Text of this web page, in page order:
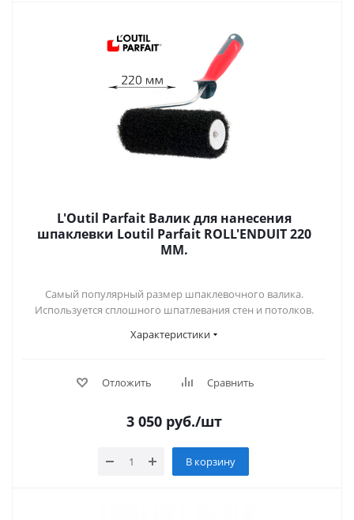
L'Outil Parfait Валик для нанесения
шпаклевки Loutil Parfait ROLL'ENDUIT 220
MM.
Самый популярный размер шпаклевочного валика.
Используется сплошного шпатлевания стен и потолков.
Характеристики
Отложить Сравнить
3 050 руб./шт
В корзину